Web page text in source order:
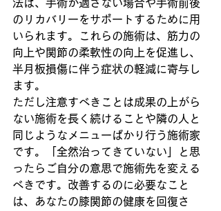
法は、手術が適さない場合や手術前後
のリカバリーをサポートするために用
いられます。これらの施術は、筋力の
向上や関節の柔軟性の向上を促進し、
半月板損傷に伴う症状の軽減に寄与し
ます。
ただし注意すべきことは成果の上がら
ない施術を長く続けることや隣の人と
同じようなメニューばかり行う施術家
です。「全然治ってきていない」と思
ったらご自分の意思で施術先を変える
べきです。改善するのに必要なこと
は、あなたの膝関節の健康を回復さ